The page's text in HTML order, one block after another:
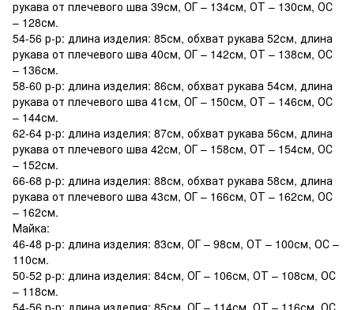
рукава от плечевого шва 39см, ОГ – 134см, ОТ – 130см, ОС
– 128см.
54-56 р-р: длина изделия: 85см, обхват рукава 52см, длина
рукава от плечевого шва 40см, ОГ – 142см, ОТ – 138см, ОС
– 136см.
58-60 р-р: длина изделия: 86см, обхват рукава 54см, длина
рукава от плечевого шва 41см, ОГ – 150см, ОТ – 146см, ОС
– 144см.
62-64 р-р: длина изделия: 87см, обхват рукава 56см, длина
рукава от плечевого шва 42см, ОГ – 158см, ОТ – 154см, ОС
– 152см.
66-68 р-р: длина изделия: 88см, обхват рукава 58см, длина
рукава от плечевого шва 43см, ОГ – 166см, ОТ – 162см, ОС
– 162см.
Майка:
46-48 р-р: длина изделия: 83см, ОГ – 98см, ОТ – 100см, ОС –
110см.
50-52 р-р: длина изделия: 84см, ОГ – 106см, ОТ – 108см, ОС
– 118см.
54-56 р-р: длина изделия: 85см, ОГ – 114см, ОТ – 116см, ОС